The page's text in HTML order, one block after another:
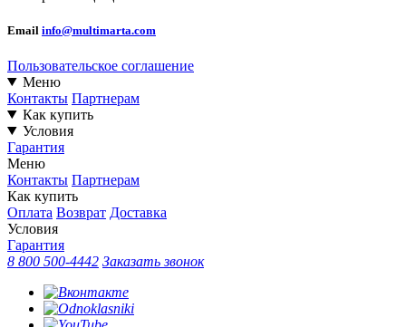
Email info@multimarta.com
Пользовательское соглашение
Меню
Контакты Партнерам
Как купить
Условия
Гарантия
Меню
Контакты Партнерам
Как купить
Оплата Возврат Доставка
Условия
Гарантия
8 800 500-4442 Заказать звонок